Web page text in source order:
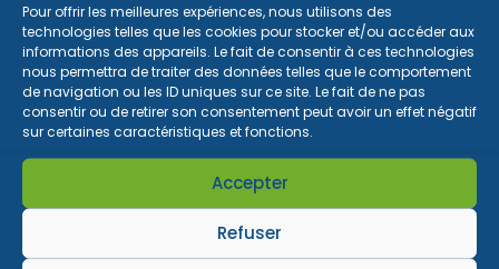
Pour offrir les meilleures expériences, nous utilisons des
technologies telles que les cookies pour stocker et/ou accéder aux
informations des appareils. Le fait de consentir à ces technologies
nous permettra de traiter des données telles que le comportement
de navigation ou les ID uniques sur ce site. Le fait de ne pas
consentir ou de retirer son consentement peut avoir un effet négatif
sur certaines caractéristiques et fonctions.
Accepter
Refuser
Sur
Les
Réseaux
Sociaux
?